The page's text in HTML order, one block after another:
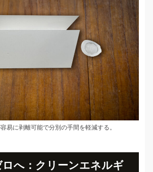
易に剥離可能で分別の手間を軽減する。
ロへ：クリーンエネルギ